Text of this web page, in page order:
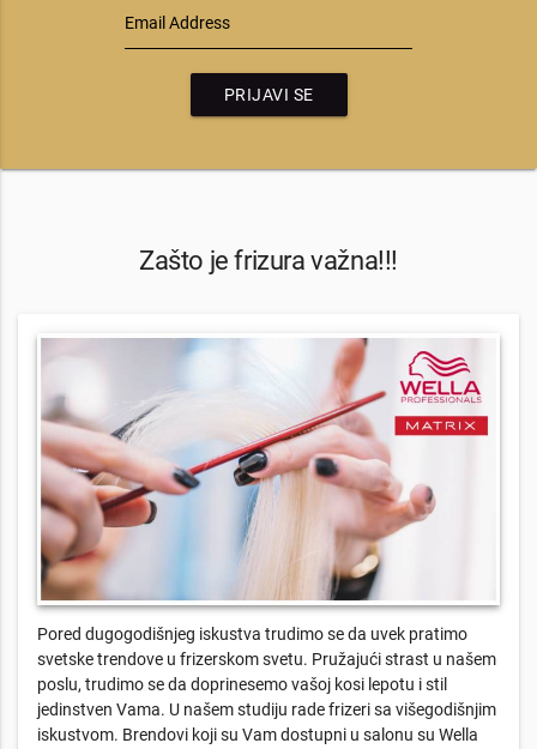
Email Address
PRIJAVI SE
Zašto je frizura važna!!!
Pored dugogodišnjeg iskustva trudimo se da uvek pratimo
svetske trendove u frizerskom svetu. Pružajući strast u našem
poslu, trudimo se da doprinesemo vašoj kosi lepotu i stil
jedinstven Vama. U našem studiju rade frizeri sa višegodišnjim
iskustvom. Brendovi koji su Vam dostupni u salonu su Wella